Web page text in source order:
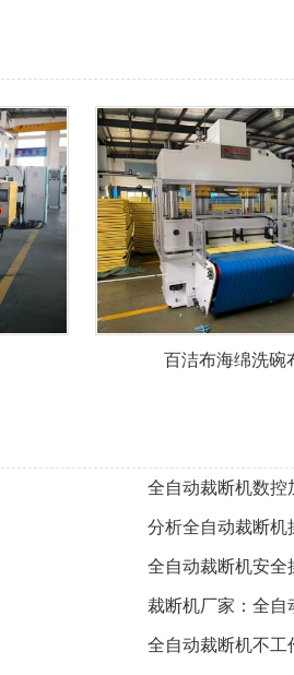
百洁布海绵洗碗
全自动裁断机数控
分析全自动裁断机
全自动裁断机安全
裁断机厂家：全自
全自动裁断机不工